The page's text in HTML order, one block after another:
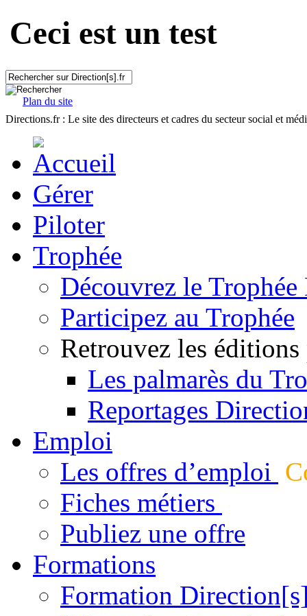
Ceci est un test
Plan du site
Directions.fr : Le site des directeurs et cadres du secteur social et
Gérer
Piloter
Trophée
Découvrez le
Participez au Trophée
Retrouvez les éditions
Les palmarès du
Reportages
Emploi
Les offres d’emploi
Fiches métiers
Publiez une offre
Formations
Formation